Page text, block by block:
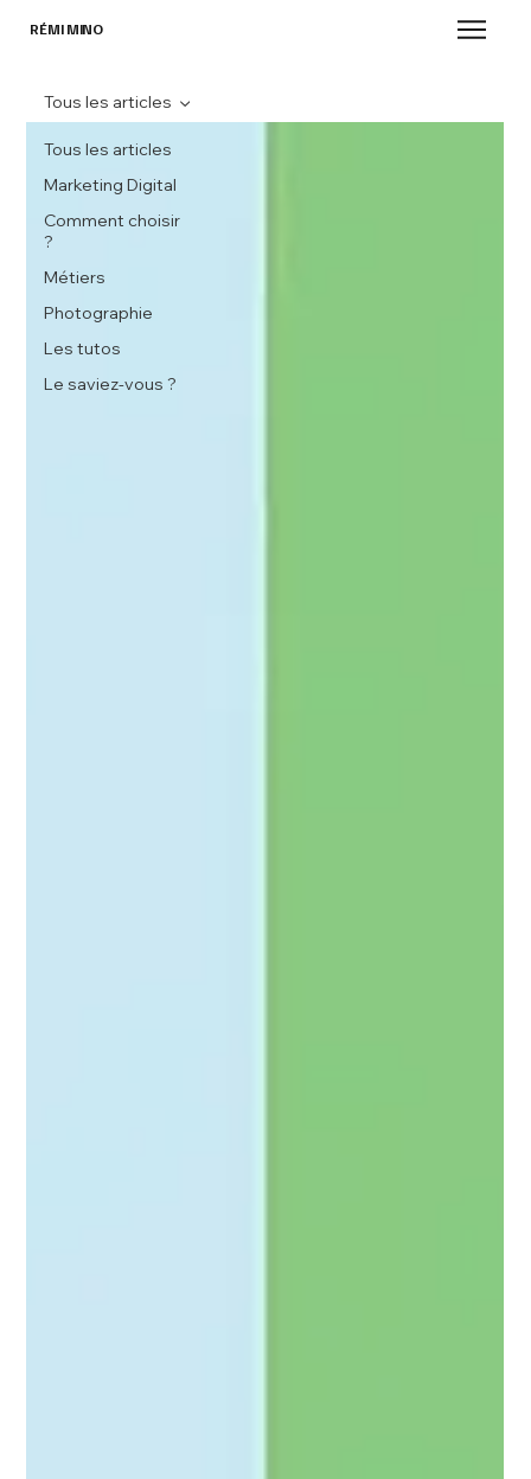
RÉMI MINO
Tous les articles
Marketing Digital
Comment choisir
?
Métiers
Photographie
Les tutos
Le saviez-vous ?
Tous les articles